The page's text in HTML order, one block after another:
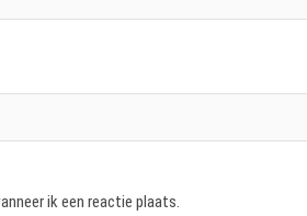
ik een reactie plaats.